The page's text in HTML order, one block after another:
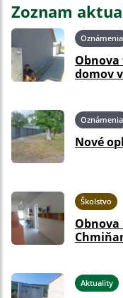
Zoznam
Oznámenia
domov
Oznámenia
Nové
Školstvo
Aktuality